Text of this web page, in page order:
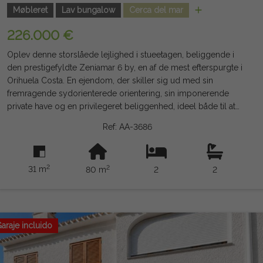
Møbleret
Lav bungalow Cerca del mar
226.000 €
Oplev denne storslåede lejlighed i stueetagen, beliggende i
den prestigefyldte Zeniamar 6 by, en af de mest efterspurgte i
Orihuela Costa. En ejendom, der skiller sig ud med sin
fremragende sydorienterede orientering, sin imponerende
private have og en privilegeret beliggenhed, ideel både til at
indretning med 2 store soveværelser, 2 fuldt udstyrede
badeværelser med gulvvarme, en lys stue-spisestue og et
fuldt udstyret køkken. Det sælges fuldt møbleret og klar til
spisestue, udendørs lounge, solstole og have, hvilket skaber
en intim og afslappende atmosfære at dele med familie og
venner. For at sikre maksimal komfort i alle årstider har huset
Ref: AA-3686
31 m2 80 m2 2 2
incluido